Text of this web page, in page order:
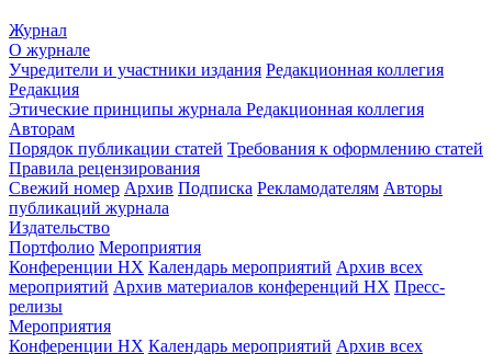
Журнал
О журнале
Учредители и участники издания Редакционная коллегия
Редакция
Этические принципы журнала Редакционная коллегия
Авторам
Порядок публикации статей Требования к оформлению статей
Правила рецензирования
Свежий номер Архив Подписка Рекламодателям Авторы
публикаций журнала
Издательство
Портфолио Мероприятия
Конференции НХ Календарь мероприятий Архив всех
мероприятий Архив материалов конференций НХ Пресс-
релизы
Мероприятия
Конференции НХ Календарь мероприятий Архив всех